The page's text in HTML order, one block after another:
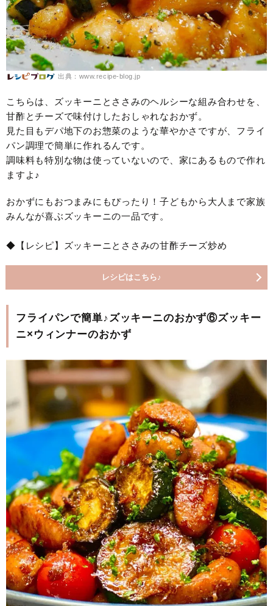
出典：www.recipe-blog.jp
こちらは、ズッキーニとささみのヘルシーな組み合わせを、
甘酢とチーズで味付けしたおしゃれなおかず。
見た目もデパ地下のお惣菜のような華やかさですが、フライ
パン調理で簡単に作れるんです。
調味料も特別な物は使っていないので、家にあるもので作れ
ますよ♪
おかずにもおつまみにもぴったり！子どもから大人まで家族
みんなが喜ぶズッキーニの一品です。
◆【レシピ】ズッキーニとささみの甘酢チーズ炒め
レシピはこちら♪
フライパンで簡単♪ズッキーニのおかず⑥ズッキー
ニ×ウィンナーのおかず